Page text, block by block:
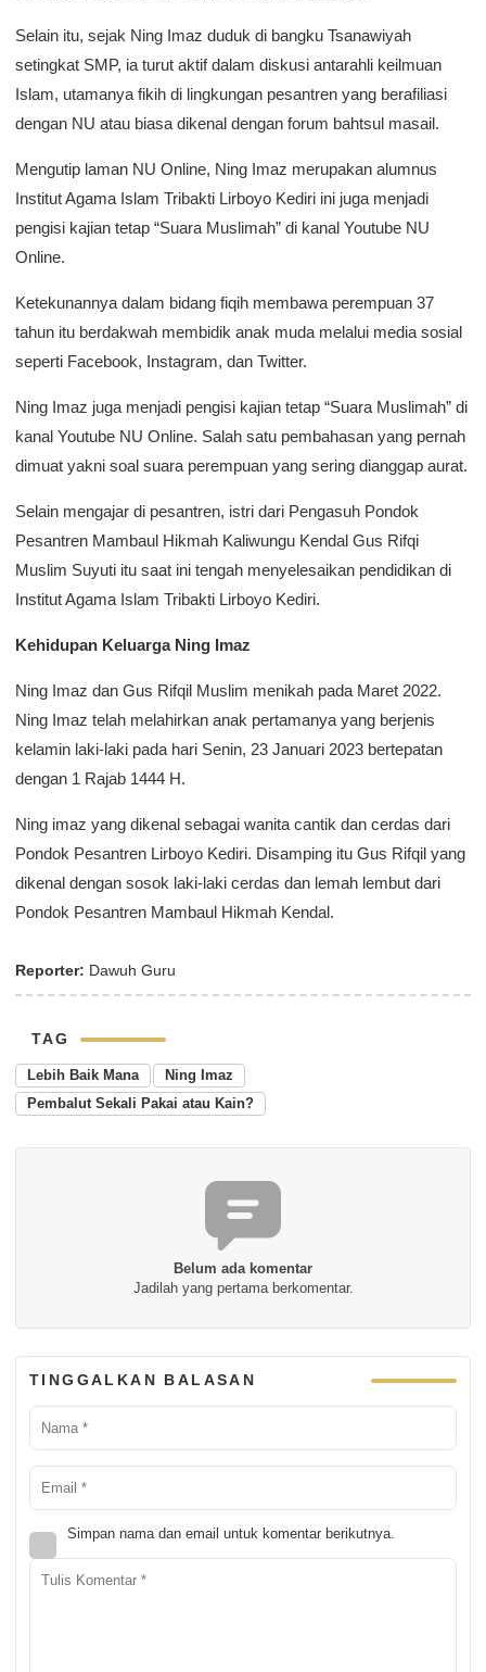
Selain itu, sejak Ning Imaz duduk di bangku Tsanawiyah
setingkat SMP, ia turut aktif dalam diskusi antarahli keilmuan
Islam, utamanya fikih di lingkungan pesantren yang berafiliasi
dengan NU atau biasa dikenal dengan forum bahtsul masail.
Mengutip laman NU Online, Ning Imaz merupakan alumnus
Institut Agama Islam Tribakti Lirboyo Kediri ini juga menjadi
pengisi kajian tetap “Suara Muslimah” di kanal Youtube NU
Online.
Ketekunannya dalam bidang fiqih membawa perempuan 37
tahun itu berdakwah membidik anak muda melalui media sosial
seperti Facebook, Instagram, dan Twitter.
Ning Imaz juga menjadi pengisi kajian tetap “Suara Muslimah” di
kanal Youtube NU Online. Salah satu pembahasan yang pernah
dimuat yakni soal suara perempuan yang sering dianggap aurat.
Selain mengajar di pesantren, istri dari Pengasuh Pondok
Pesantren Mambaul Hikmah Kaliwungu Kendal Gus Rifqi
Muslim Suyuti itu saat ini tengah menyelesaikan pendidikan di
Institut Agama Islam Tribakti Lirboyo Kediri.
Kehidupan Keluarga Ning Imaz
Ning Imaz dan Gus Rifqil Muslim menikah pada Maret 2022.
Ning Imaz telah melahirkan anak pertamanya yang berjenis
kelamin laki-laki pada hari Senin, 23 Januari 2023 bertepatan
dengan 1 Rajab 1444 H.
Ning imaz yang dikenal sebagai wanita cantik dan cerdas dari
Pondok Pesantren Lirboyo Kediri. Disamping itu Gus Rifqil yang
dikenal dengan sosok laki-laki cerdas dan lemah lembut dari
Pondok Pesantren Mambaul Hikmah Kendal.
Reporter: Dawuh Guru
TAG
Lebih Baik Mana
Ning Imaz
Pembalut Sekali Pakai atau Kain?
Belum ada komentar
Jadilah yang pertama berkomentar.
TINGGALKAN BALASAN
Simpan nama dan email untuk komentar berikutnya.